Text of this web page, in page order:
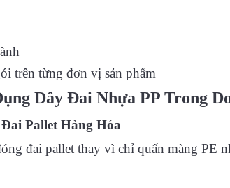
trên từng đơn vị sản phẩm
Dây Đai Nhựa PP Trong
Pallet Hàng Hóa
đai pallet thay vì chỉ quấn màng PE